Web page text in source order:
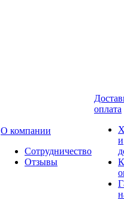
О компании
Сотрудничество
Отзывы
оплата
и